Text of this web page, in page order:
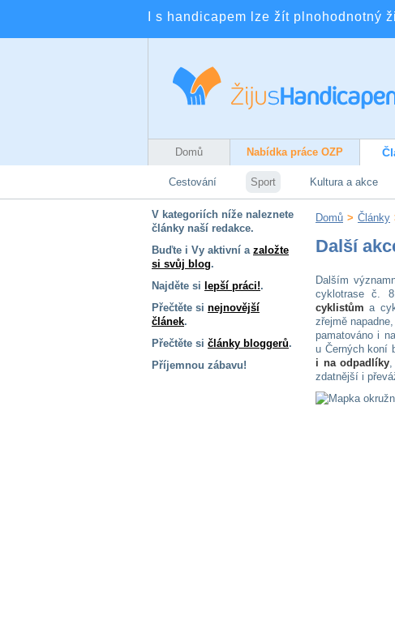
I s handicapem lze žít plnohodnotný
Domů Nabídka práce OZP
Cestování Sport Kultura a akce
V kategoriích níže naleznete
články naší redakce.
Buďte i Vy aktivní a založte
si svůj blog.
Najděte si lepší práci!.
Přečtěte si nejnovější
článek.
Přečtěte si články bloggerů.
Příjemnou zábavu!
Domů > Články
Další
Dalším
cyklotrase č.
cyklistům a
zřejmě
pamatováno i
u Černých koní
i na odpadlíky,
zdatnější i